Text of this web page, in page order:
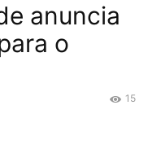
anuncia
o
15